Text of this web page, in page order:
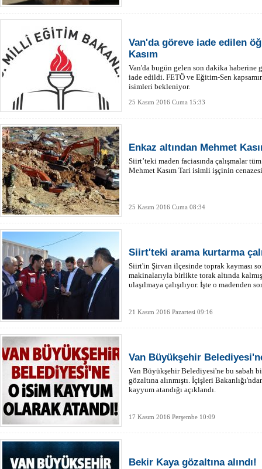
Van'da göreve iade edilen
Kasım
Van'da bugün gelen son dakika haberine
iade edildi. FETÖ ve Eğitim-Sen
isimleri bekleniyor.
25 Kasım 2016 Cuma 15:33
Enkaz altından Mehmet
Siirt’teki maden faciasında çalışmalar
Mehmet Kasım Tari isimli işçinin cenazesi
25 Kasım 2016 Cuma 08:34
Siirt'teki arama kurtarma
Siirt'in Şirvan ilçesinde toprak kayması
makinalarıyla birlikte torak altında
ulaşılmaya çalışılıyor. İşte o madenden
21 Kasım 2016 Pazartesi 09:16
Van Büyükşehir
Van Büyükşehir Belediyesi'ne bu sabah
gözaltına alınmıştı. İçişleri
kayyum atandığı açıklandı.
17 Kasım 2016 Perşembe 10:09
Bekir Kaya gözaltına alındı!